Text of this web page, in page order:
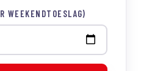
WEEKENDTOESLAG)